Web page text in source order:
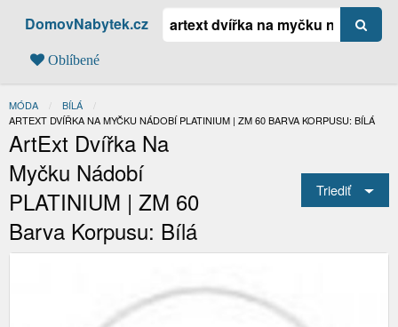
DomovNabytek.cz
Oblíbené
MÓDA
BÍLÁ
AKTUÁLNÍ:
ARTEXT DVÍŘKA NA MYČKU NÁDOBÍ PLATINIUM | ZM 60 BARVA KORPUSU: BÍLÁ
ArtExt Dvířka Na
Myčku Nádobí
PLATINIUM | ZM 60
Barva Korpusu: Bílá
Triediť